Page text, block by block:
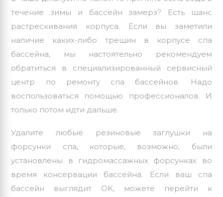
течение зимы и бассейн замерз? Есть шанс
растрескивания корпуса. Если вы заметили
наличие каких-либо трещин в корпусе спа
бассейна, мы настоятельно рекомендуем
обратиться в специализированный сервисный
центр по ремонту спа бассейнов. Надо
воспользоваться помощью профессионалов. И
только потом идти дальше.
Удалите любые резиновые заглушки на
форсунки спа, которые, возможно, были
установлены в гидромассажных форсунках во
время консервации бассейна. Если ваш спа
бассейн выглядит OK, можете перейти к